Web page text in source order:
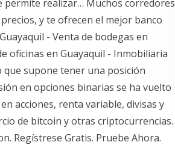
permite realizar… Muchos corredores
y te ofrecen el mejor banco
- Venta de bodegas en
oficinas en Guayaquil - Inmobiliaria
supone tener una posición
en opciones binarias se ha vuelto
acciones, renta variable, divisas y
de bitcoin y otras criptocurrencias.
Regístrese Gratis. Pruebe Ahora.